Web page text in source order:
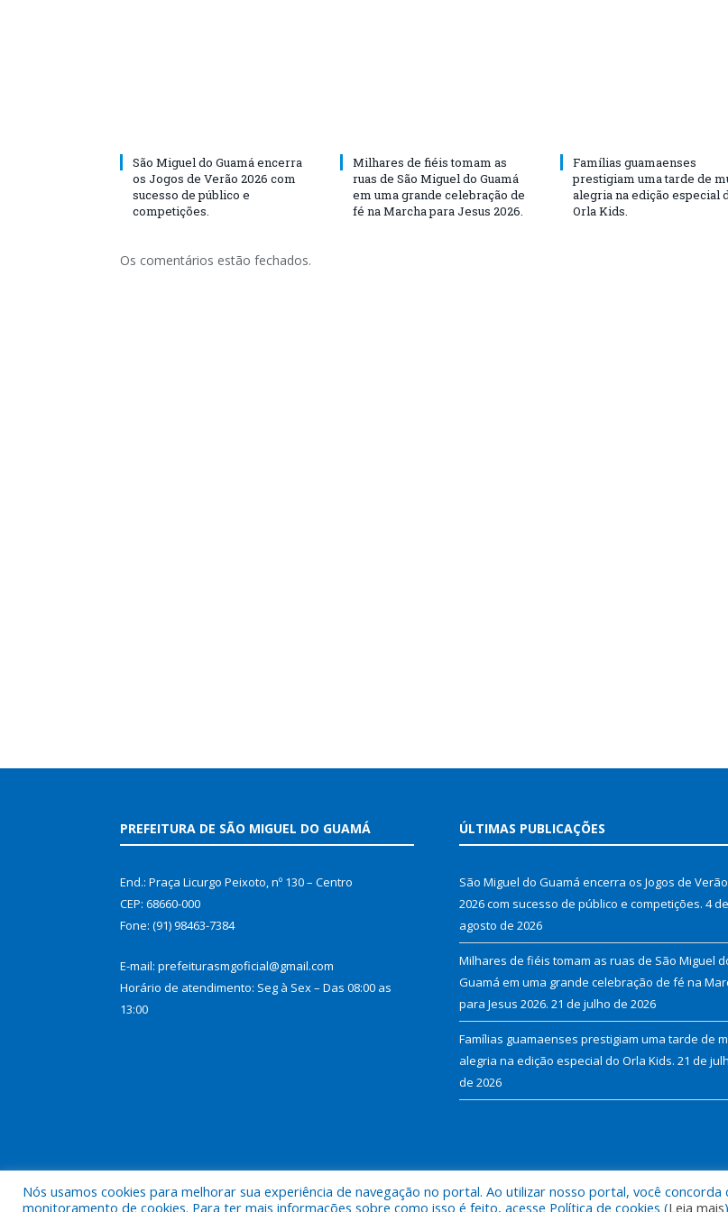
São Miguel do Guamá encerra
os Jogos de Verão 2026 com
sucesso de público e
competições.
Milhares de fiéis tomam as
ruas de São Miguel do Guamá
em uma grande celebração de
fé na Marcha para Jesus 2026.
Famílias guamaenses
prestigiam uma tarde de
alegria na edição especial
Orla Kids.
Os comentários estão fechados.
PREFEITURA DE SÃO MIGUEL DO GUAMÁ
End.: Praça Licurgo Peixoto, nº 130 – Centro
CEP: 68660-000
Fone: (91) 98463-7384
E-mail: prefeiturasmgoficial@gmail.com
Horário de atendimento: Seg à Sex – Das 08:00 as
13:00
ÚLTIMAS PUBLICAÇÕES
São Miguel do Guamá encerra os Jogos de Verão
2026 com sucesso de público e competições. 4 de
agosto de 2026
Milhares de fiéis tomam as ruas de São Miguel
Guamá em uma grande celebração de fé na
para Jesus 2026. 21 de julho de 2026
Famílias guamaenses prestigiam uma tarde de
alegria na edição especial do Orla Kids. 21 de
de 2026
Todos os direitos reservados a Prefeitura Municipal de São Miguel do Guamá.
Nós usamos cookies para melhorar sua experiência de navegação no portal. Ao utilizar nosso portal, você concorda
monitoramento de cookies. Para ter mais informações sobre como isso é feito, acesse Política de cookies (Leia mais